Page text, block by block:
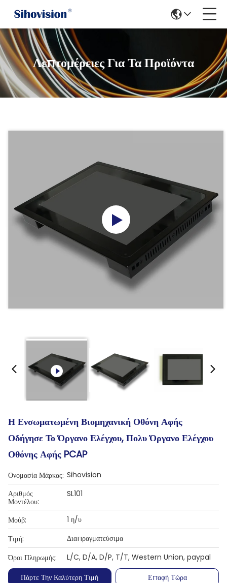
Λεπτομέρειες Για Τα Προϊόντα
Η Ενσωματωμένη Βιομηχανική Οθόνη Αφής
Οδήγησε Το Όργανο Ελέγχου, Πολυ Όργανο Ελέγχου
Οθόνης Αφής PCAP
Ονομασία Μάρκας: Sihovision
Αριθμός
Μοντέλου:
SL101
Μούβ:
1 η/υ
Τιμή:
Διαπραγματεύσιμα
Όροι Πληρωμής:
L/C, D/A, D/P, T/T, Western Union, paypal
Πάρτε Την Καλύτερη Τιμή
Επαφή Τώρα